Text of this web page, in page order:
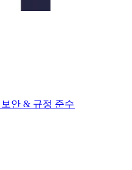
보안 & 규정 준수​​